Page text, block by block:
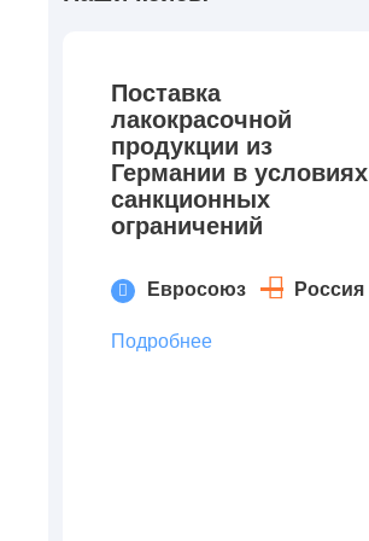
Поставка
лакокрасочной
продукции из
Германии в условиях
санкционных
ограничений
Евросоюз Россия
Подробнее